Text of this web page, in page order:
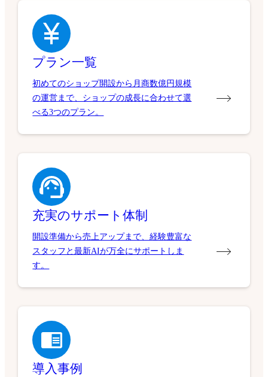
プラン一覧
初めてのショップ開設から月商数億円規模
の運営まで、ショップの成長に合わせて選
べる3つのプラン。
充実のサポート体制
開設準備から売上アップまで、経験豊富な
スタッフと最新AIが万全にサポートしま
す。
導入事例